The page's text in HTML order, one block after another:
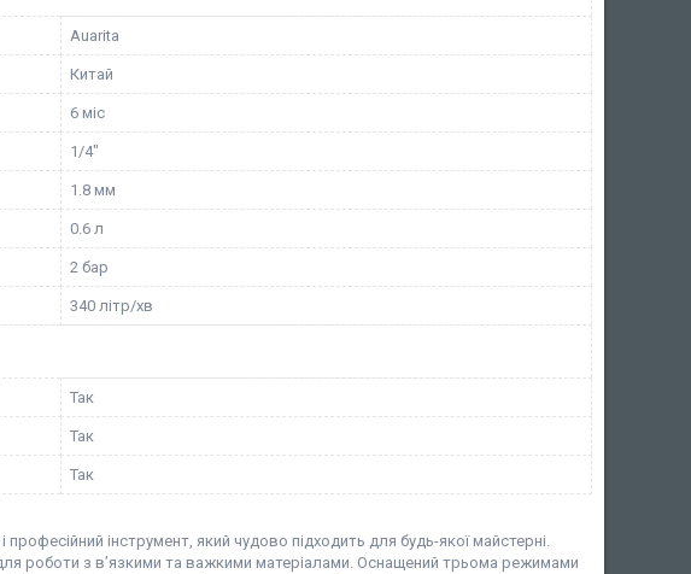
Auarita
Китай
6 міс
1/4"
1.8 мм
0.6 л
2 бар
340 літр/хв
Так
Так
Так
інструмент, який чудово підходить для будь-якої майстерні.
для роботи з в’язкими та важкими матеріалами. Оснащений трьома режимами